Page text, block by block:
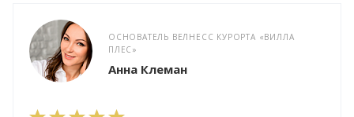
ОСНОВАТЕЛЬ ВЕЛНЕСС КУРОРТА «ВИЛЛА
ПЛЕС»
Анна Клеман